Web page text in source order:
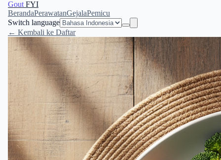
Gout FYI
BerandaPerawatanGejalaPemicu
Switch language
← Kembali ke Daftar